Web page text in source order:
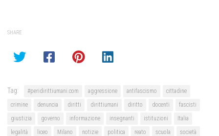
SHARE
Tag: #peridirittiumani.com aggressione antifascismo
cittadine
crimine
denuncia diritti dirittiumani diritto docenti
fascisti
giustizia
governo informazione insegnanti istituzioni
Italia
legalità
liceo Milano notizie politica reato scuola
società